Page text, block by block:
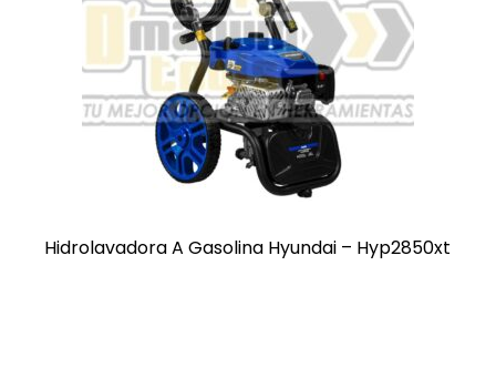
Hidrolavadora A Gasolina Hyundai – Hyp2850xt